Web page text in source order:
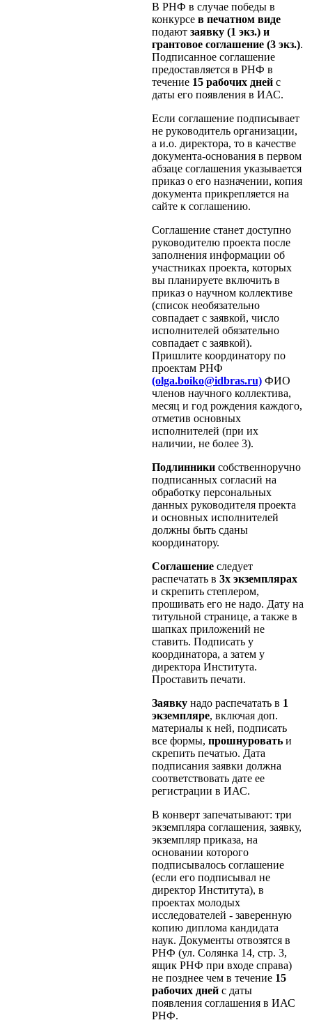
В РНФ в случае победы в
конкурсе в печатном виде
подают заявку (1 экз.) и
грантовое соглашение (3 экз.).
Подписанное соглашение
предоставляется в РНФ в
течение 15 рабочих дней с
даты его появления в ИАС.
Если соглашение подписывает
не руководитель организации,
а и.о. директора, то в качестве
документа-основания в первом
абзаце соглашения указывается
приказ о его назначении, копия
документа прикрепляется на
сайте к соглашению.
Соглашение станет доступно
руководителю проекта после
заполнения информации об
участниках проекта, которых
вы планируете включить в
приказ о научном коллективе
(список необязательно
совпадает с заявкой, число
исполнителей обязательно
совпадает с заявкой).
Пришлите координатору по
проектам РНФ
(olga.boiko@idbras.ru) ФИО
членов научного коллектива,
месяц и год рождения каждого,
отметив основных
исполнителей (при их
наличии, не более 3).
Подлинники собственноручно
подписанных согласий на
обработку персональных
данных руководителя проекта
и основных исполнителей
должны быть сданы
координатору.
Соглашение следует
распечатать в 3х экземплярах
и скрепить степлером,
прошивать его не надо. Дату на
титульной странице, а также в
шапках приложений не
ставить. Подписать у
координатора, а затем у
директора Института.
Проставить печати.
Заявку надо распечатать в 1
экземпляре, включая доп.
материалы к ней, подписать
все формы, прошнуровать и
скрепить печатью. Дата
подписания заявки должна
соответствовать дате ее
регистрации в ИАС.
В конверт запечатывают: три
экземпляра соглашения, заявку,
экземпляр приказа, на
основании которого
подписывалось соглашение
(если его подписывал не
директор Института), в
проектах молодых
исследователей - заверенную
копию диплома кандидата
наук. Документы отвозятся в
РНФ (ул. Солянка 14, стр. 3,
ящик РНФ при входе справа)
не позднее чем в течение 15
рабочих дней с даты
появления соглашения в ИАС
РНФ.